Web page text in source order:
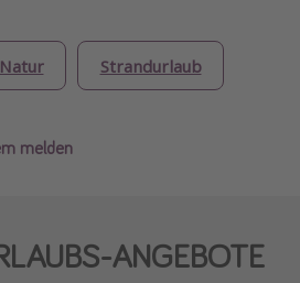
Natur Strandurlaub
melden
ANGEBOTE